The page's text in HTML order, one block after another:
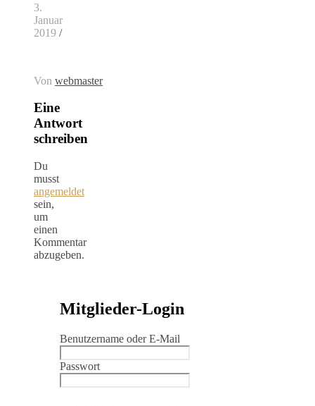
3.
Januar
2019 /
Von webmaster
Eine
Antwort
schreiben
Du
musst
angemeldet
sein,
um
einen
Kommentar
abzugeben.
Mitglieder-Login
Benutzername oder E-Mail
Passwort